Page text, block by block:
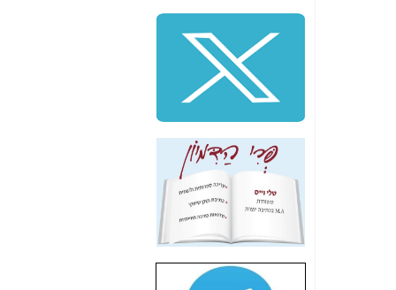
שלמה פילבר (עד
לאחרונה מנכ"ל משרד
התקשורת) - עד
מדינה? הצחקתם
"יש אפליה בחקירה"?
חשיפה: למה השר
משה כחלון לא נחקר
עד היום? -
כאן
הדומה לזו של "תיק
4000" אך בתחום
הסלולר -